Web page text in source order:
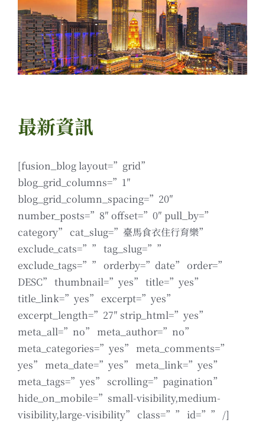
最新資訊
[fusion_blog layout=”grid”
blog_grid_columns=”1″
blog_grid_column_spacing=”20″
number_posts=”8″ offset=”0″ pull_by=”
category” cat_slug=”臺馬食衣住行育樂”
exclude_cats=”” tag_slug=””
exclude_tags=”” orderby=”date” order=”
DESC” thumbnail=”yes” title=”yes”
title_link=”yes” excerpt=”yes”
excerpt_length=”27″ strip_html=”yes”
meta_all=”no” meta_author=”no”
meta_categories=”yes” meta_comments=”
yes” meta_date=”yes” meta_link=”yes”
meta_tags=”yes” scrolling=”pagination”
hide_on_mobile=”small-visibility,medium-
visibility,large-visibility” class=”” id=”” /]